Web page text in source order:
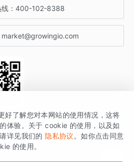
： 400-102-8388
market@growingio.com
干货
分析与增长的品牌，核心平台为 GrowingIO
分析云。
好了解您对本网站的使用情况，这将
体验。关于 cookie 的使用，以及如
详见我们的 隐私协议 。如你点击同意
的使用。